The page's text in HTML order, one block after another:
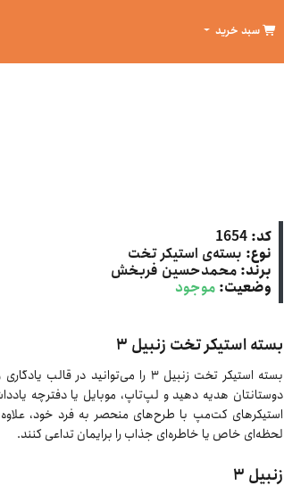
سبد خرید
کد: 1654
نوع: بسته‌ی استیکر تخت
برند: محمدحسین فربخش
وضعیت: موجود
بسته استیکر تخت زنبیل ۳
بسته استیکر تخت زنبیل ۳ را می‌توانید
دوستانتان هدیه دهید و لپ‌تاپ، موبایل یا دفترچه
استیکرهای کت‌مپ با طرح‌های منحصر به فرد خود، علاوه
لحظه‌ای خاص یا خاطره‌ای جذاب را برایمان تداعی کنند.
زنبیل ۳